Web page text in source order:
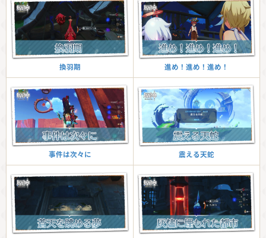
換羽期 進め！進め！進め！
事件は次々に 震える天蛇